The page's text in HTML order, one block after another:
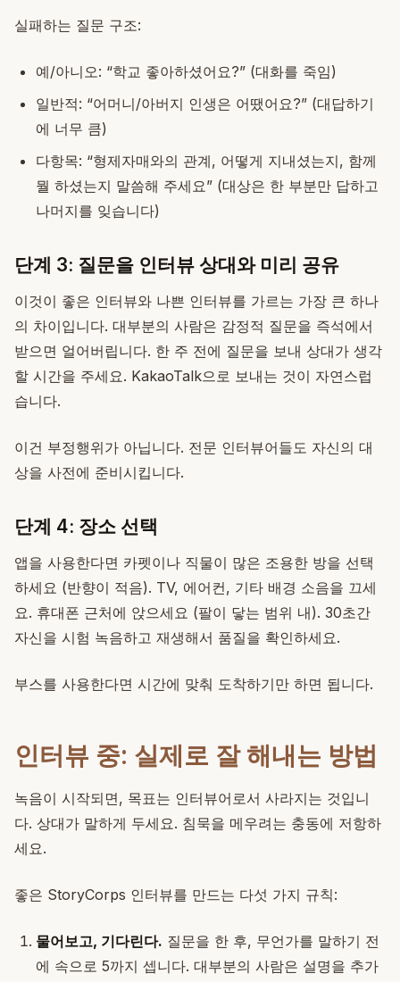
실패하는 질문 구조:
예/아니오: “학교 좋아하셨어요?” (대화를 죽임)
일반적: “어머니/아버지 인생은 어땠어요?” (대답하기
에 너무 큼)
다항목: “형제자매와의 관계, 어떻게 지내셨는지, 함께
뭘 하셨는지 말씀해 주세요” (대상은 한 부분만 답하고
나머지를 잊습니다)
단계 3: 질문을 인터뷰 상대와 미리 공유
이것이 좋은 인터뷰와 나쁜 인터뷰를 가르는 가장 큰 하나
의 차이입니다. 대부분의 사람은 감정적 질문을 즉석에서
받으면 얼어버립니다. 한 주 전에 질문을 보내 상대가 생각
할 시간을 주세요. KakaoTalk으로 보내는 것이 자연스럽
습니다.
이건 부정행위가 아닙니다. 전문 인터뷰어들도 자신의 대
상을 사전에 준비시킵니다.
단계 4: 장소 선택
앱을 사용한다면 카펫이나 직물이 많은 조용한 방을 선택
하세요 (반향이 적음). TV, 에어컨, 기타 배경 소음을 끄세
요. 휴대폰 근처에 앉으세요 (팔이 닿는 범위 내). 30초간
자신을 시험 녹음하고 재생해서 품질을 확인하세요.
부스를 사용한다면 시간에 맞춰 도착하기만 하면 됩니다.
인터뷰 중: 실제로 잘 해내는 방법
녹음이 시작되면, 목표는 인터뷰어로서 사라지는 것입니
다. 상대가 말하게 두세요. 침묵을 메우려는 충동에 저항하
세요.
좋은 StoryCorps 인터뷰를 만드는 다섯 가지 규칙:
물어보고, 기다린다. 질문을 한 후, 무언가를 말하기 전
에 속으로 5까지 셉니다. 대부분의 사람은 설명을 추가